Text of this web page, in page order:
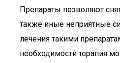
Препараты позволяют
также иные неприятные
лечения такими
необходимости терапия